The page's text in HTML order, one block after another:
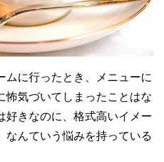
ムに行ったとき、メニューに
怖気づいてしまったことはな
好きなのに、格式高いイメー
なんていう悩みを持っている